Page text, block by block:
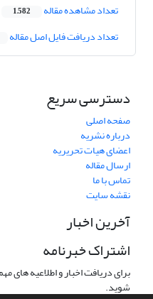
تعداد مشاهده مقاله 1,582
تعداد دریافت فایل اصل مقاله
دسترسی سریع
صفحه اصلی
درباره نشریه
اعضای هیات تحریریه
ارسال مقاله
تماس با ما
نقشه سایت
آخرین اخبار
اشتراک خبرنامه
برای دریافت اخبار و اطلاعیه
شوید.